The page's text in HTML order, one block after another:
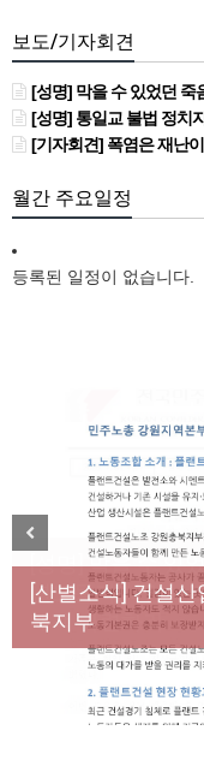
보도/기자회견
[성명] 막을 수 있었던 죽음, HL만도가 책임져
[성명] 통일교 불법 정치자
[기자회견] 폭염은 재난이다! 폭염으로부터
월간 주요일정
등록된 일정이 없습니다.
[성명] 막을 수 있
년노동자 사망사
대책 마련하라
[산별소식] 건설
북지부
Previous